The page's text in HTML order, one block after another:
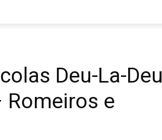
Deu-La-Deu
e